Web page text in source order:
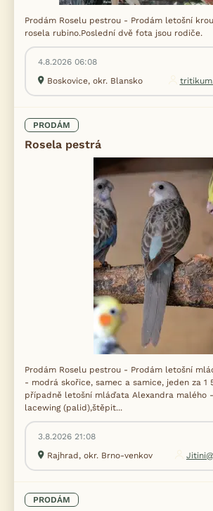
Prodám Roselu pestrou - Prodám letošní
rosela rubino.Poslední dvě fota jsou rodiče.
4.8.2026 06:08
Boskovice, okr. Blansko
PRODÁM
Rosela pestrá
Prodám Roselu pestrou - Prodám letošní
- modrá skořice, samec a samice, jeden za 1
případně letošní mláďata Alexandra malého
lacewing (palid),štěpit...
3.8.2026 21:08
Rajhrad, okr. Brno-venkov
PRODÁM